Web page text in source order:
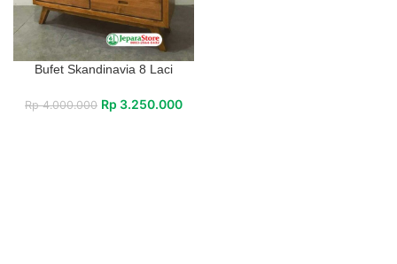
Bufet Skandinavia 8 Laci
Rp4.000.000 Rp 3.250.000